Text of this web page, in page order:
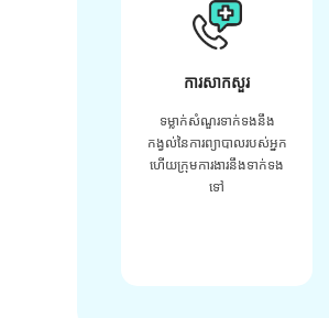
ការសាកសួរ
ទម្លាក់សំណួរទាក់ទងនឹង
កង្វល់នៃការព្យាបាលរបស់អ្នក
ហើយក្រុមការងារនឹងទាក់ទង
ទៅ